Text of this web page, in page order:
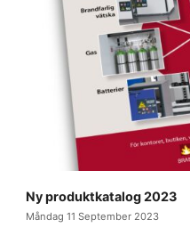
Ny produktkatalog 2023
Måndag 11 September 2023